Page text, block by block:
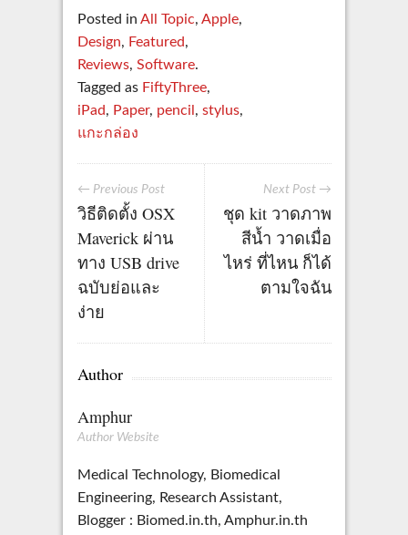
Posted in All Topic, Apple,
Design, Featured,
Reviews, Software.
Tagged as FiftyThree,
iPad, Paper, pencil , stylus,
แกะกล่อง
Next Post →
ชุด kit วาดภาพ
สีน้ำ วาดเมื่อ
ไหร่ ที่ไหน ก็ได้
ตามใจฉัน
← Previous Post
วิธีติดตั้ง OSX
Maverick ผ่าน
ทาง USB drive
ฉบับย่อและ
ง่าย
Author
Amphur
Author Website
Medical Technology, Biomedical
Engineering, Research Assistant,
Blogger : Biomed.in.th, Amphur.in.th